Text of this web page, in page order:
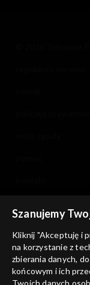
informacje o
Szanujemy
Kliknij "Akceptuję i
na korzystanie z
zbierania danych,
końcowym i ich
Twoich danych